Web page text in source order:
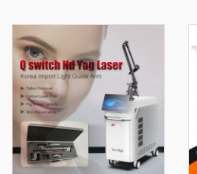
για Αναζωογόνηση του
Προσώπου